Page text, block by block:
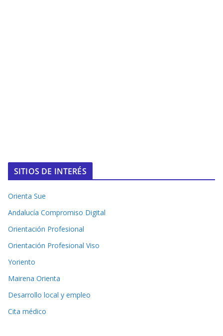
SITIOS DE INTERÉS
Orienta Sue
Andalucía Compromiso Digital
Orientación Profesional
Orientación Profesional Viso
Yoriento
Mairena Orienta
Desarrollo local y empleo
Cita médico